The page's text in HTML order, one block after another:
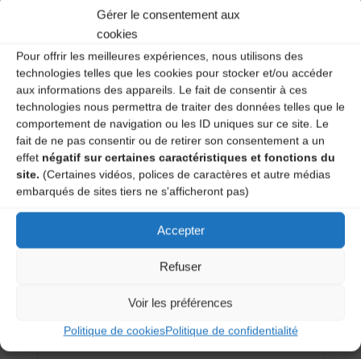
Gérer le consentement aux
cookies
Pour offrir les meilleures expériences, nous utilisons des
technologies telles que les cookies pour stocker et/ou accéder
aux informations des appareils. Le fait de consentir à ces
technologies nous permettra de traiter des données telles que le
comportement de navigation ou les ID uniques sur ce site. Le
fait de ne pas consentir ou de retirer son consentement a un
effet négatif sur certaines caractéristiques et fonctions du
site. (Certaines vidéos, polices de caractères et autre médias
embarqués de sites tiers ne s'afficheront pas)
Accepter
Refuser
Voir les préférences
Politique de cookiesPolitique de confidentialité
<li>Aucun événement à cet emplacement</li>
Les Estables
Laisser un
commentaire
obligatoires sont indiqués avec*